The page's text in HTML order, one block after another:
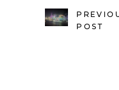
POST